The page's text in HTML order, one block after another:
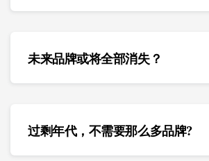
未来品牌或将全部消失？
过剩年代，不需要那么多品牌?